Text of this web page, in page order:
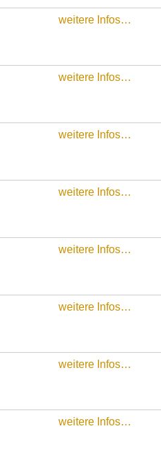
weitere Infos…
weitere Infos…
weitere Infos…
weitere Infos…
weitere Infos…
weitere Infos…
weitere Infos…
weitere Infos…